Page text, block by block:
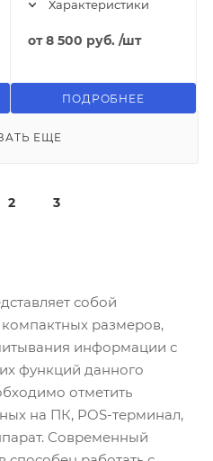
Характеристики
от8 500 руб. /шт
ПОДРОБНЕЕ
ЕЩЕ
2 3
собой
компактных размеров,
информации с
функций данного
отметить
на ПК, POS-терминал,
Современный